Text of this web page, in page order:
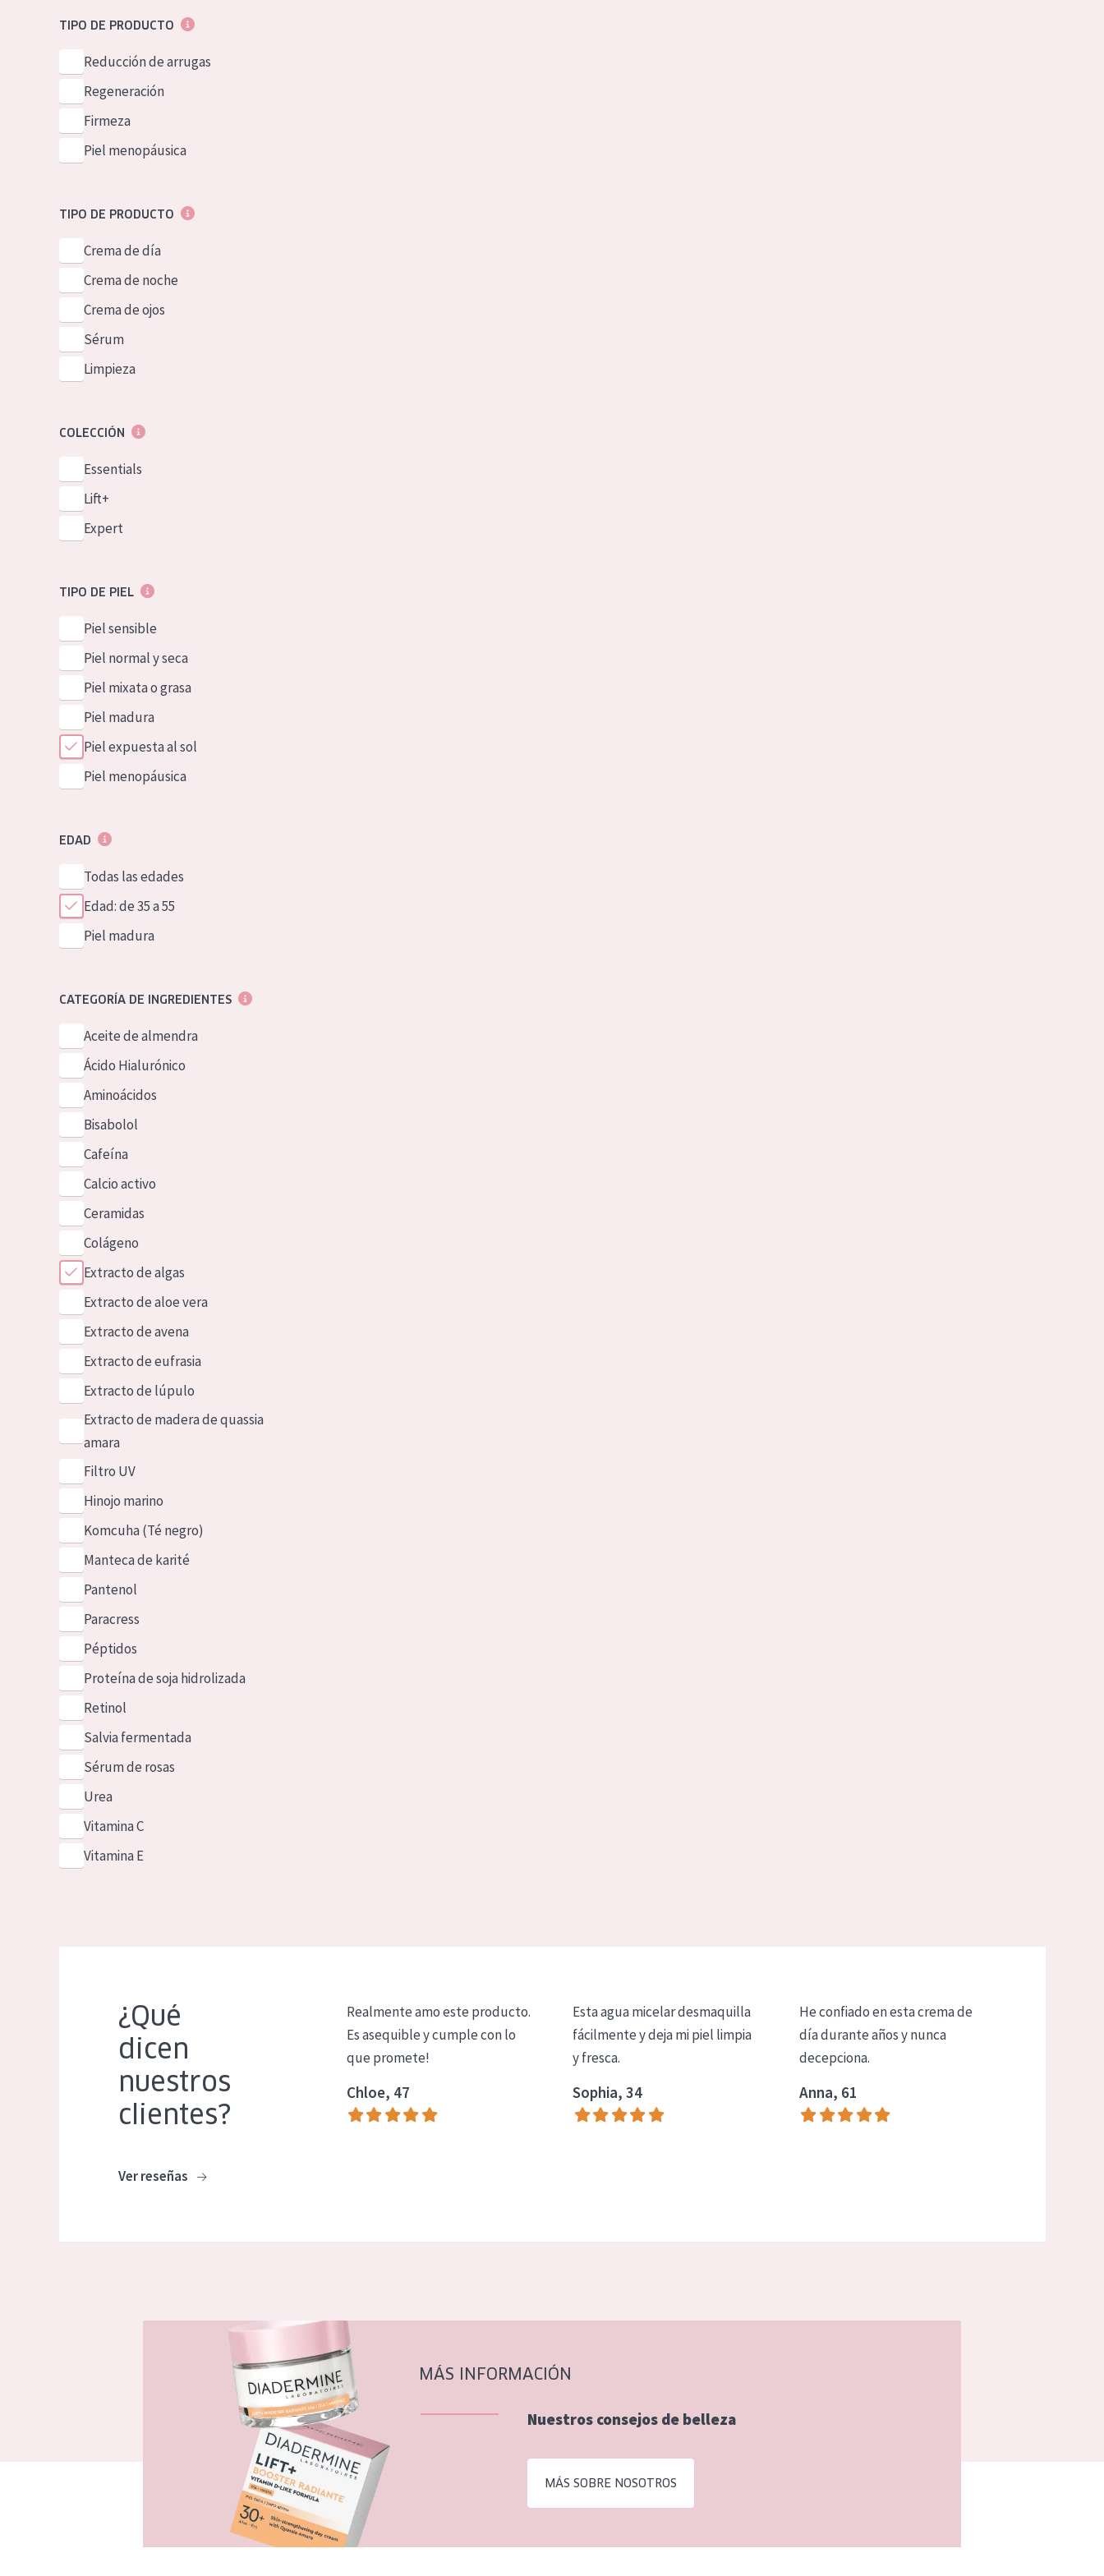
GermanTIPO DE PRODUCTO
Reducción de arrugas
Regeneración
Firmeza
Piel menopáusica
TIPO DE PRODUCTO
Crema de día
Crema de noche
Crema de ojos
Sérum
Limpieza
COLECCIÓN
Essentials
Lift+
Expert
TIPO DE PIEL
Piel sensible
Piel normal y seca
Piel mixata o grasa
Piel madura
Piel expuesta al sol
Piel menopáusica
EDAD
Todas las edades
Edad: de 35 a 55
Piel madura
CATEGORÍA DE INGREDIENTES
Aceite de almendra
Ácido Hialurónico
Aminoácidos
Bisabolol
Cafeína
Calcio activo
Ceramidas
Colágeno
Extracto de algas
Extracto de aloe vera
Extracto de avena
Extracto de eufrasia
Extracto de lúpulo
Extracto de madera de quassia
amara
Filtro UV
Hinojo marino
Komcuha (Té negro)
Manteca de karité
Pantenol
Paracress
Péptidos
Proteína de soja hidrolizada
Retinol
Salvia fermentada
Sérum de rosas
Urea
Vitamina C
Vitamina E
¿Qué
dicen
nuestros
clientes?
Ver reseñas
Realmente amo este producto.
Es asequible y cumple con lo
que promete!
Chloe, 47
Esta agua micelar desmaquilla
fácilmente y deja mi piel limpia
y fresca.
Sophia, 34
He confiado en esta crema de
día durante años y nunca
decepciona.
Anna, 61
MÁS INFORMACIÓN
Nuestros consejos de belleza
MÁS SOBRE NOSOTROS